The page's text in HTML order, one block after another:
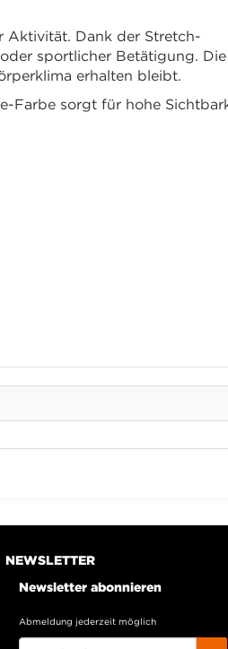
Aktivität. Dank der Stretch-
sportlicher Betätigung. Die
erhalten bleibt.
Farbe sorgt für hohe
NEWSLETTER
Newsletter abonnieren
Abmeldung jederzeit möglich